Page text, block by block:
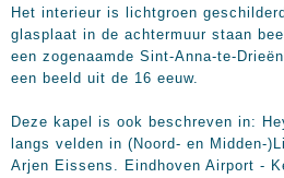
Het interieur is lichtgroen
glasplaat in de achtermuur staan
een zogenaamde Sint-Anna-te-
een beeld uit de 16 eeuw.
Deze kapel is ook beschreven in:
langs velden in (Noord- en Midden-
Arjen Eissens. Eindhoven Airport -